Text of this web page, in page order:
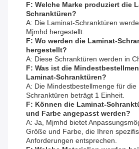
F: Welche Marke produziert die
Schranktüren?
A: Die Laminat-Schranktüren
Mjmhd hergestellt.
F: Wo werden die Laminat-
hergestellt?
A: Diese Schranktüren werden in
F: Was ist die
Laminat-Schranktüren?
A: Die Mindestbestellmenge für die
Schranktüren beträgt 1 Einheit.
F: Können die Laminat-
und Farbe angepasst werden?
A: Ja, Mjmhd bietet
Größe und Farbe, die Ihren
Anforderungen entsprechen.